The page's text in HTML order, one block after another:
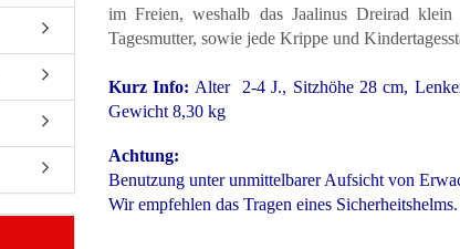
im Freien, weshalb das Jaalinus Dreirad
Tagesmutter, sowie jede Krippe und
Kurz Info: Alter 2-4 J., Sitzhöhe 28 cm,
Gewicht 8,30 kg
Achtung:
Benutzung unter unmittelbarer Aufsicht von
Wir empfehlen das Tragen eines Sicherheitshelms.